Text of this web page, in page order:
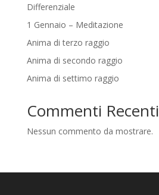
Differenziale
1 Gennaio – Meditazione
Anima di terzo raggio
Anima di secondo raggio
Anima di settimo raggio
Commenti Recenti
Nessun commento da mostrare.